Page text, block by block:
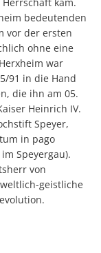
bedeutenden
vor der ersten
ohne eine
war
91 in die Hand
die ihn am 05.
Heinrich IV.
Speyer,
in pago
Speyergau).
von
geistliche